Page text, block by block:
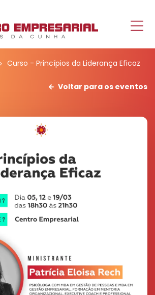
Curso - Princípios da Liderança Eficaz
Voltar para os eventos